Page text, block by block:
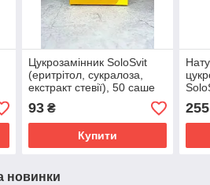
Цукрозамінник SoloSvit
(еритрітол, сукралоза,
екстракт стевії), 50 саше
93₴
Купити
255
новинки